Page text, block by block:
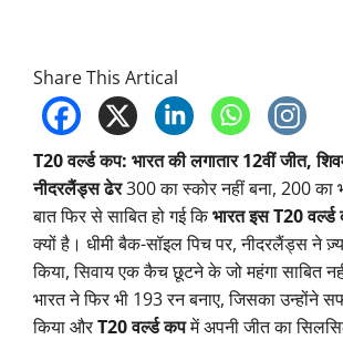
Share This Artical
T20 वर्ल्ड कप: भारत की लगातार 12वीं जीत,
नीदरलैंड्स ढेर300 का स्कोर नहीं बना, 200 का
बात फिर से साबित हो गई किभारत इस T20
क्यों है। धीमी बैक-सॉइल पिच पर, नीदरलैंड्स ने
किया, सिवाय एक कैच छूटने के जो महंगा साबित
भारत ने फिर भी 193 रन बनाए, जिसका उन्होंने
किया औरT20 वर्ल्ड कपमें अपनी जीत का